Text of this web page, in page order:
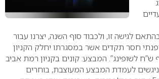
לגישה זו, ולכבוד סוף השנה, יצרנו עבור
חסר תקדים אשר במסגרתו יחלק הקניון
המבצע: קונים בקניון רמת אביב
ניגשים לעמדת המבצע המעוצבת, בוחרים